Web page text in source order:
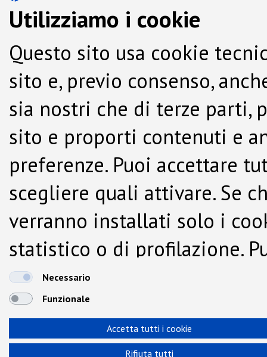
Utilizziamo i cookie
Questo sito usa cookie
sito e, previo consenso,
sia nostri che di terze parti,
sito e proporti contenuti e
preferenze. Puoi accettare
scegliere quali attivare. Se
verranno installati solo i
statistico o di profilazione.
dalla Cookie Policy.
Necessario
Funzionale
Accetta tutti i cookie
Rifiuta tutti